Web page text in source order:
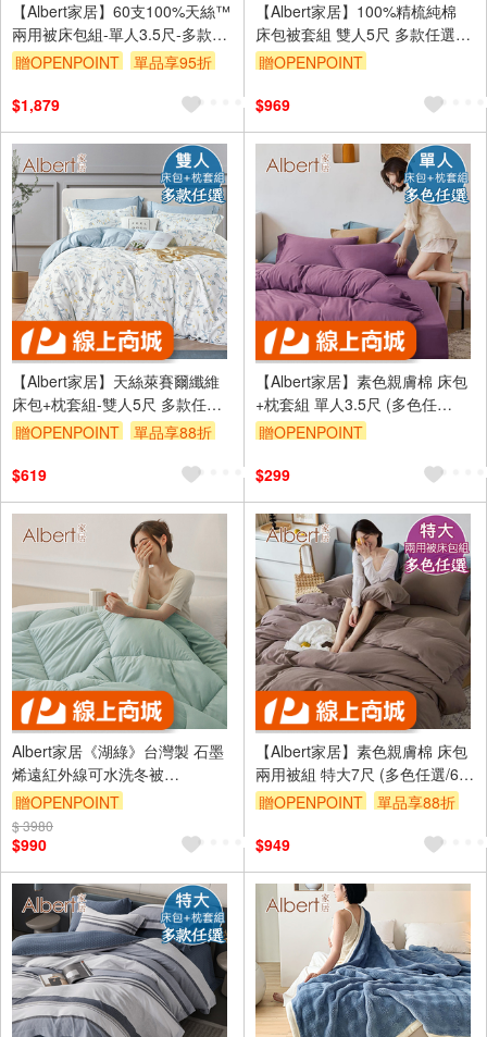
【Albert家居】60支100%天絲™
兩用被床包組-單人3.5尺-多款任
選(萊賽爾/300織/3.5x6.2尺/素
贈OPENPOINT
單品享95折
$1,879
【Albert家居】100%精梳純棉
床包被套組 雙人5尺 多款任選
(台灣製造/40支200織/5x6.2尺)
贈OPENPOINT
$969
【Albert家居】天絲萊賽爾纖維
床包+枕套組-雙人5尺 多款任選
(吸濕排汗/40支200織)
贈OPENPOINT
單品享88折
$619
【Albert家居】素色親膚棉 床包
+枕套組 單人3.5尺 (多色任
選/3.5x6.2尺/台灣製造)
贈OPENPOINT
$299
Albert家居《湖綠》台灣製 石墨
烯遠紅外線可水洗冬被
180×210cm (抑菌被 暖被 石墨
烯被)
贈OPENPOINT
$ 3980
$990
【Albert家居】素色親膚棉 床包
兩用被組 特大7尺 (多色任選/6x7
尺/台灣製造)
贈OPENPOINT
單品享88折
$949